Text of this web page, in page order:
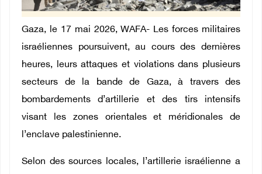
Gaza, le 17 mai 2026, WAFA- Les forces militaires
israéliennes poursuivent, au cours des dernières
heures, leurs attaques et violations dans plusieurs
secteurs de la bande de Gaza, à travers des
bombardements d’artillerie et des tirs intensifs
visant les zones orientales et méridionales de
l’enclave palestinienne.
Selon des sources locales, l’artillerie israélienne a